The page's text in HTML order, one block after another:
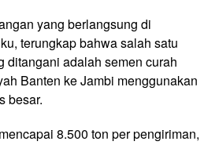
yang berlangsung di
terungkap bahwa salah satu
ditangani adalah semen curah
Banten ke Jambi menggunakan
besar.
8.500 ton per pengiriman,